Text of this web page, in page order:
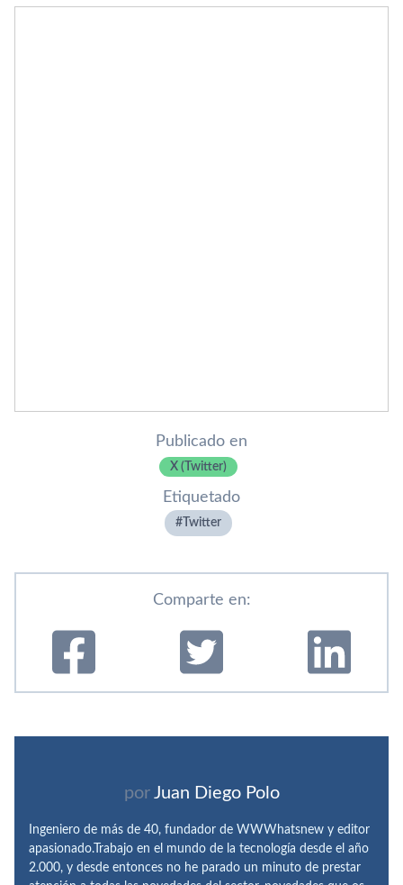
Publicado en
X (Twitter)
Etiquetado
Twitter
Comparte en:
por Juan Diego Polo
Ingeniero de más de 40, fundador de WWWhatsnew y editor
apasionado.Trabajo en el mundo de la tecnología desde el año
2.000, y desde entonces no he parado un minuto de prestar